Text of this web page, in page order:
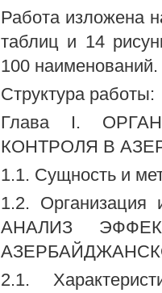
Работа изложена
таблиц и 14
100 наименований.
Структура работы:
Глава I.
КОНТРОЛЯ В
1.1. Сущность и
1.2. Организация
АНАЛИЗ
2.1.